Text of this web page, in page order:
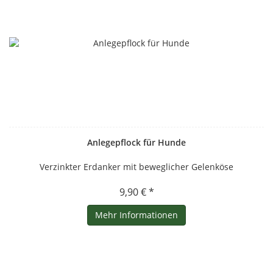
Anlegepflock für Hunde
Verzinkter Erdanker mit beweglicher Gelenköse
9,90 € *
Mehr Informationen